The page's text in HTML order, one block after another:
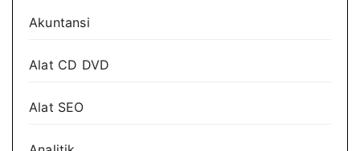
Akuntansi
Alat CD DVD
Alat SEO